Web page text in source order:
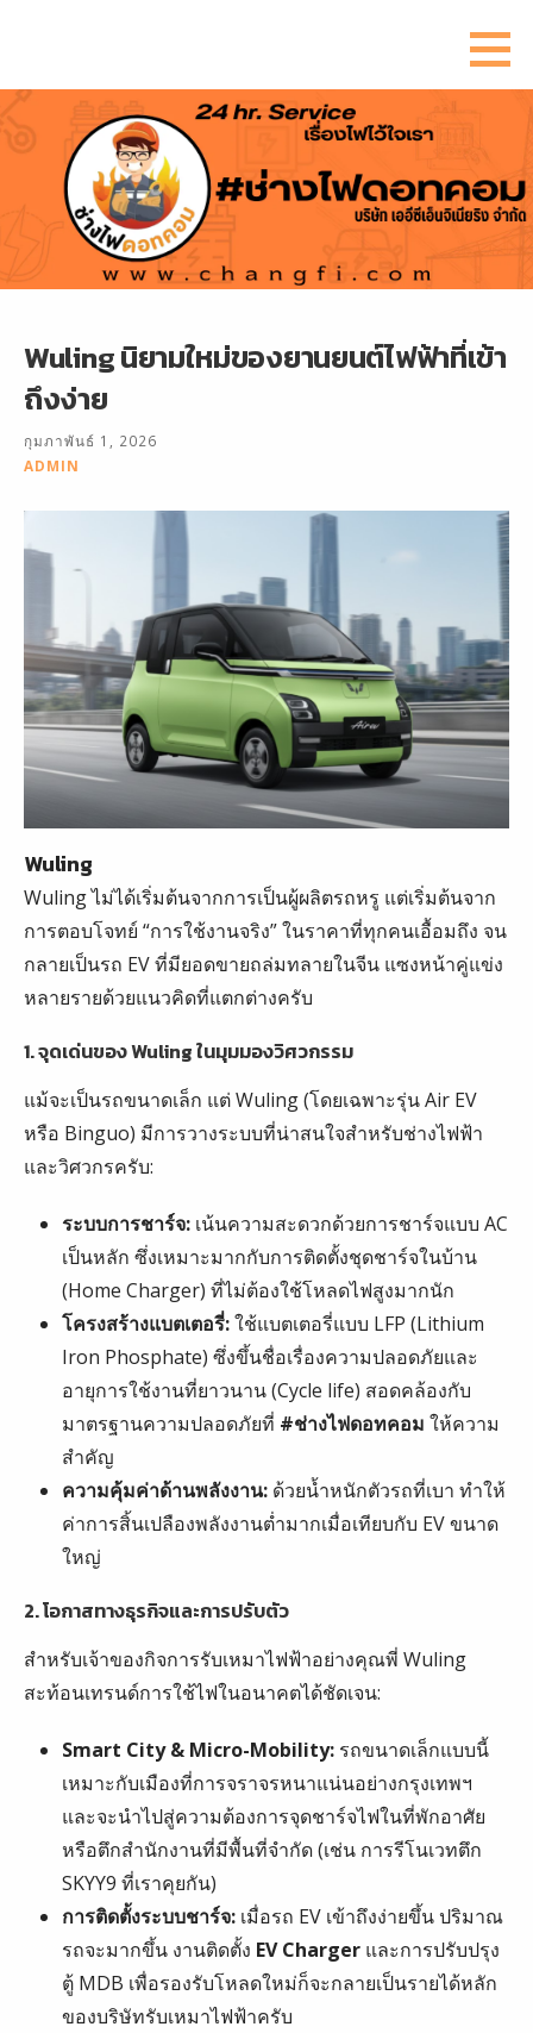
ยัง
เนื้อหา
Wuling นิยามใหม่ของยานยนต์ไฟฟ้าที่เข้า
ถึงง่าย
กุมภาพันธ์ 1, 2026
ADMIN
Wuling
Wuling ไม่ได้เริ่มต้นจากการเป็นผู้ผลิตรถหรู แต่เริ่มต้นจาก
การตอบโจทย์ “การใช้งานจริง” ในราคาที่ทุกคนเอื้อมถึง จน
กลายเป็นรถ EV ที่มียอดขายถล่มทลายในจีน แซงหน้าคู่แข่ง
หลายรายด้วยแนวคิดที่แตกต่างครับ
1. จุดเด่นของ Wuling ในมุมมองวิศวกรรม
แม้จะเป็นรถขนาดเล็ก แต่ Wuling (โดยเฉพาะรุ่น Air EV
หรือ Binguo) มีการวางระบบที่น่าสนใจสำหรับช่างไฟฟ้า
และวิศวกรครับ:
ระบบการชาร์จ: เน้นความสะดวกด้วยการชาร์จแบบ AC
เป็นหลัก ซึ่งเหมาะมากกับการติดตั้งชุดชาร์จในบ้าน
(Home Charger) ที่ไม่ต้องใช้โหลดไฟสูงมากนัก
โครงสร้างแบตเตอรี่:ใช้แบตเตอรี่แบบ LFP (Lithium
Iron Phosphate) ซึ่งขึ้นชื่อเรื่องความปลอดภัยและ
อายุการใช้งานที่ยาวนาน (Cycle life) สอดคล้องกับ
มาตรฐานความปลอดภัยที่ #ช่างไฟดอทคอม ให้ความ
สำคัญ
ความคุ้มค่าด้านพลังงาน: ด้วยน้ำหนักตัวรถที่เบา ทำให้
ค่าการสิ้นเปลืองพลังงานต่ำมากเมื่อเทียบกับ EV ขนาด
ใหญ่
2. โอกาสทางธุรกิจและการปรับตัว
สำหรับเจ้าของกิจการรับเหมาไฟฟ้าอย่างคุณพี่ Wuling
สะท้อนเทรนด์การใช้ไฟในอนาคตได้ชัดเจน:
Smart City & Micro-Mobility: รถขนาดเล็กแบบนี้
เหมาะกับเมืองที่การจราจรหนาแน่นอย่างกรุงเทพฯ
และจะนำไปสู่ความต้องการจุดชาร์จไฟในที่พักอาศัย
หรือตึกสำนักงานที่มีพื้นที่จำกัด (เช่น การรีโนเวทตึก
SKYY9 ที่เราคุยกัน)
การติดตั้งระบบชาร์จ: เมื่อรถ EV เข้าถึงง่ายขึ้น ปริมาณ
รถจะมากขึ้น งานติดตั้ง EV Charger และการปรับปรุง
ตู้ MDB เพื่อรองรับโหลดใหม่ก็จะกลายเป็นรายได้หลัก
ของบริษัทรับเหมาไฟฟ้าครับ